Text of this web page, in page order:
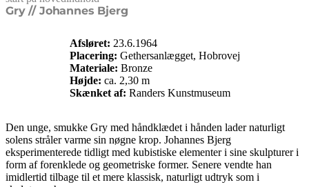
Gry // Johannes Bjerg
senest opdateret 9. februar 2026
Afsløret: 23.6.1964
Placering: Gethersanlægget, Hobrovej
Materiale: Bronze
Højde: ca. 2,30 m
Skænket af: Randers Kunstmuseum
Den unge, smukke Gry med håndklædet i hånden lader naturligt
solens stråler varme sin nøgne krop. Johannes Bjerg
eksperimenterede tidligt med kubistiske elementer i sine skulpturer i
form af forenklede og geometriske former. Senere vendte han
imidlertid tilbage til et mere klassisk, naturligt udtryk som i